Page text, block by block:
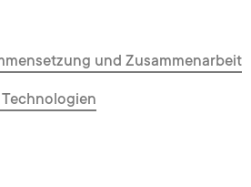
und Zusammenarbeit